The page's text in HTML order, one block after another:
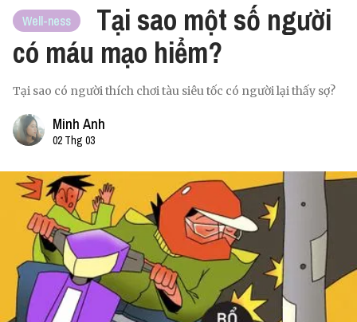
Well-ness
Tại sao một số người
có máu mạo hiểm?
Tại sao có người thích chơi tàu siêu tốc có người lại thấy sợ?
Minh Anh
02 Thg 03